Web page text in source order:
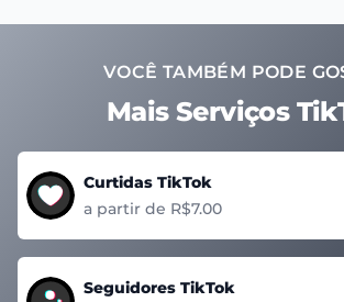
VOCÊ TAMBÉM PODE
Mais Serviços
Curtidas TikTok
a partir de R$7.00
Seguidores TikTok